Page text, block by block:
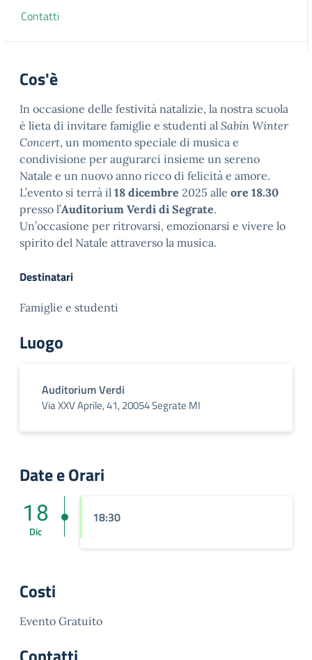
Contatti
Cos'è
In occasione delle festività natalizie, la nostra scuola
è lieta di invitare famiglie e studenti al Sabin Winter
Concert, un momento speciale di musica e
condivisione per augurarci insieme un sereno
Natale e un nuovo anno ricco di felicità e amore.
L’evento si terrà il 18 dicembre 2025 alle ore 18.30
presso l’Auditorium Verdi di Segrate.
Un’occasione per ritrovarsi, emozionarsi e vivere lo
spirito del Natale attraverso la musica.
Destinatari
Famiglie e studenti
Luogo
Auditorium Verdi
Via XXV Aprile, 41, 20054 Segrate MI
Date e Orari
18:30
18
Dic
Costi
Evento Gratuito